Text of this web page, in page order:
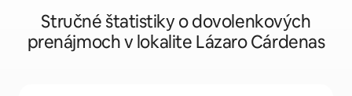
Stručné štatistiky o dovolenkových
prenájmoch v lokalite Lázaro Cárdenas